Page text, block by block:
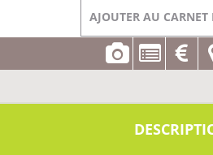
AJOUTER AU CARNET